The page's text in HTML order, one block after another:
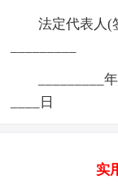
法定代表人(
_________
____日
实